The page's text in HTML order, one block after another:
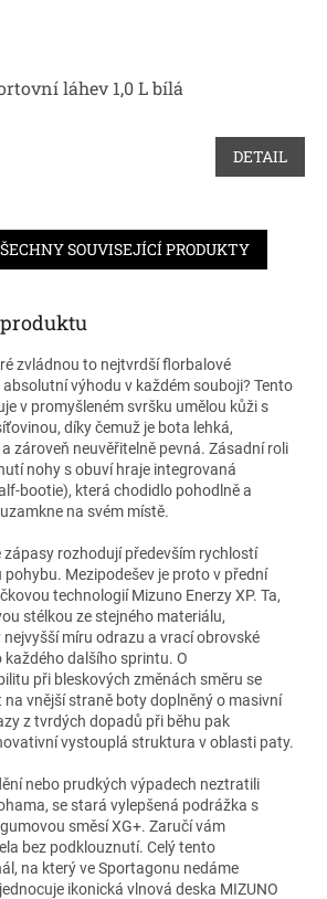
láhev 1,0 L bílá
DETAIL
SOUVISEJÍCÍ PRODUKTY
zvládnou to nejtvrdší florbalové
výhodu v každém souboji? Tento
v promyšleném svršku umělou kůži s
díky čemuž je bota lehká,
zároveň neuvěřitelně pevná. Zásadní roli
nohy s obuví hraje integrovaná
bootie), která chodidlo pohodlně a
na svém místě.
zápasy rozhodují především rychlostí
pohybu. Mezipodešev je proto v přední
technologií Mizuno Enerzy XP. Ta,
stélkou ze stejného materiálu,
míru odrazu a vrací obrovské
každého dalšího sprintu. O
při bleskových změnách směru se
vnější straně boty doplněný o masivní
z tvrdých dopadů při běhu pak
vystouplá struktura v oblasti paty.
nebo prudkých výpadech neztratili
se stará vylepšená podrážka s
směsí XG+. Zaručí vám
bez podklouznutí. Celý tento
na který ve Sportagonu nedáme
ikonická vlnová deska MIZUNO